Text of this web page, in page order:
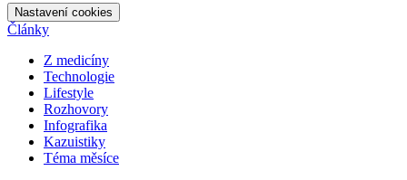
Nastavení cookies
Články
Z medicíny
Technologie
Lifestyle
Rozhovory
Infografika
Kazuistiky
Téma měsíce